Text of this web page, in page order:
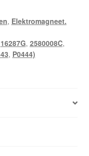
, Elektromagneet.
16287G, 2580008C,
, P0444)